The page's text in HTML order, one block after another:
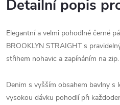
Detailní popis
Elegantní a velmi pohodlné černé
BROOKLYN STRAIGHT s
střihem nohavic a zapínáním na zip.
Denim s vyšším obsahem bavlny s
vysokou dávku pohodlí při